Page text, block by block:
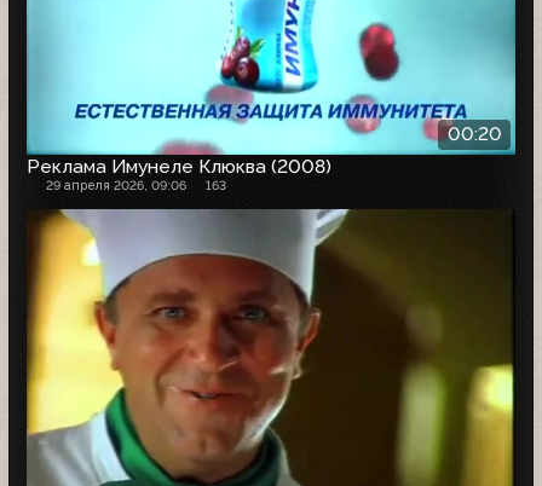
00:20
Реклама Имунеле Клюква (2008)
29 апреля 2026, 09:06 163